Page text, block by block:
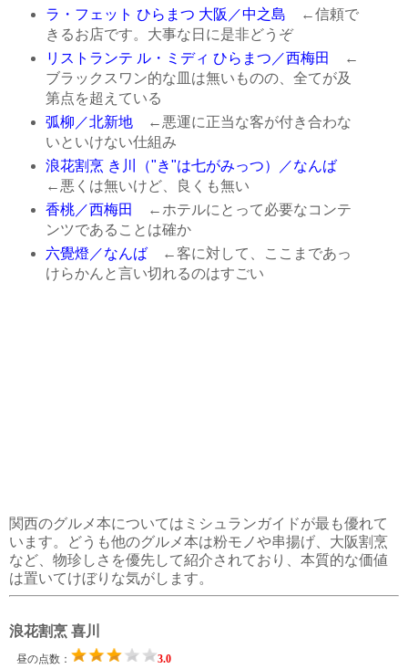
ラ・フェット ひらまつ 大阪／中之島 ←信頼で
きるお店です。大事な日に是非どうぞ
リストランテ ル・ミディ ひらまつ／西梅田
←
ブラックスワン的な皿は無いものの、全てが及
第点を超えている
弧柳／北新地←悪運に正当な客が付き合わな
いといけない仕組み
浪花割烹 き川（"き"は七がみっつ）／なんば
←悪くは無いけど、良くも無い
香桃／西梅田
←ホテルにとって必要なコンテ
ンツであることは確か
六覺燈／なんば←客に対して、ここまであっ
けらかんと言い切れるのはすごい
関西のグルメ本についてはミシュランガイドが最も優れて
います。どうも他のグルメ本は粉モノや串揚げ、大阪割烹
など、物珍しさを優先して紹介されており、本質的な価値
は置いてけぼりな気がします。
浪花割烹 喜川